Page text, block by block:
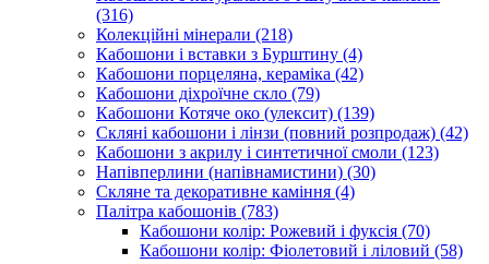
(316)
Колекційні мінерали (218)
Кабошони і вставки з Бурштину (4)
Кабошони порцеляна, кераміка (42)
Кабошони діхроїчне скло (79)
Кабошони Котяче око (улексит) (139)
Скляні кабошони і лінзи (повний розпродаж) (42)
Кабошони з акрилу і синтетичної смоли (123)
Напівперлини (напівнамистини) (30)
Скляне та декоративне каміння (4)
Палітра кабошонів (783)
Кабошони колір: Рожевий і фуксія (70)
Кабошони колір: Фіолетовий і ліловий (58)